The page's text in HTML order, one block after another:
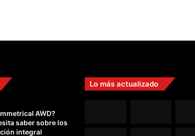
AWD?
saber sobre los
integral
Lo más actualizado